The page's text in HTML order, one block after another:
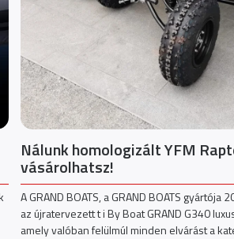
Nálunk homologizált YFM
vásárolhatsz!
A GRAND BOATS, a GRAND BOATS
az újratervezett t i By Boat GRAND G340
amely valóban felülmúl minden elvárást a